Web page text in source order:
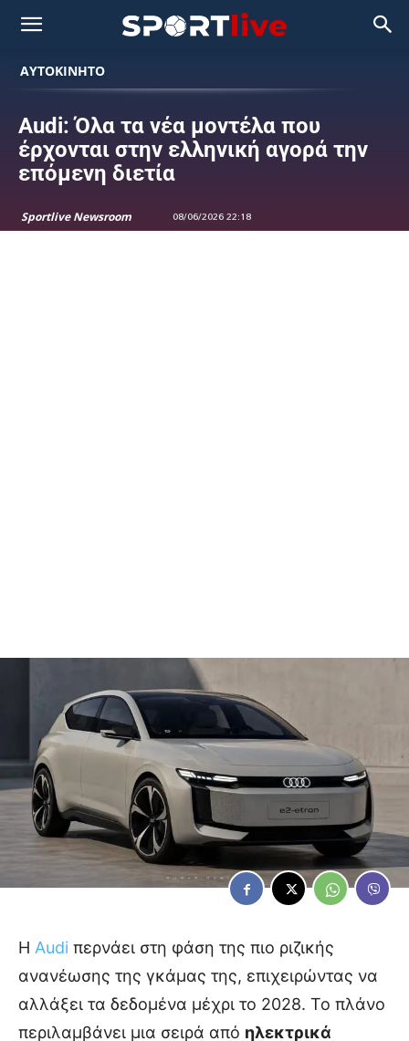
ΑΥΤΟΚΙΝΗΤΟ
Audi: Όλα τα νέα μοντέλα που
έρχονται στην ελληνική αγορά την
επόμενη διετία
Sportlive Newsroom 08/06/2026 22:18
Η Audi περνάει στη φάση της πιο ριζικής
ανανέωσης της γκάμας της, επιχειρώντας να
αλλάξει τα δεδομένα μέχρι το 2028. Το πλάνο
περιλαμβάνει μια σειρά από ηλεκτρικά